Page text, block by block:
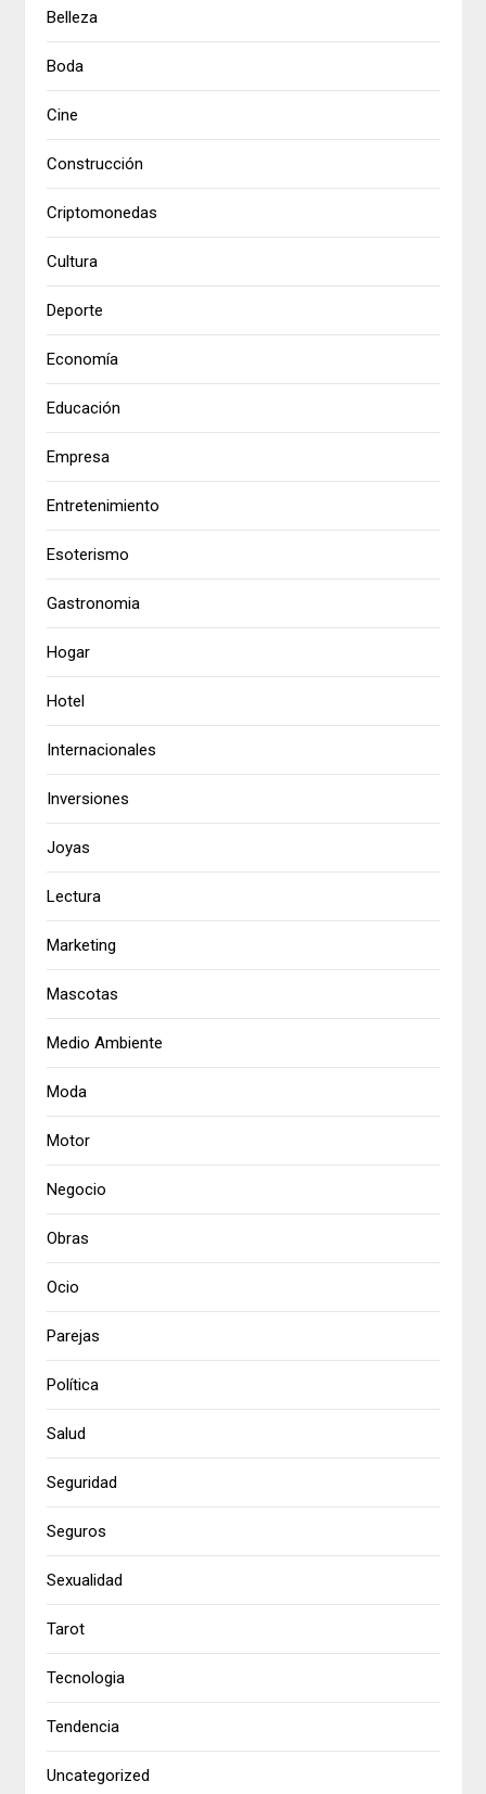
Belleza
Boda
Cine
Construcción
Criptomonedas
Cultura
Deporte
Economía
Educación
Empresa
Entretenimiento
Esoterismo
Gastronomia
Hogar
Hotel
Internacionales
Inversiones
Joyas
Lectura
Marketing
Mascotas
Medio Ambiente
Moda
Motor
Negocio
Obras
Ocio
Parejas
Política
Salud
Seguridad
Seguros
Sexualidad
Tarot
Tecnologia
Tendencia
Uncategorized